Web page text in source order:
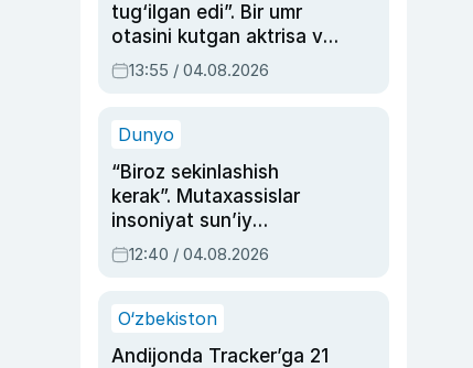
tug‘ilgan edi”. Bir umr
otasini kutgan aktrisa va
dublyaj ustasi Rimma
Ahmedovaning
13:55 / 04.08.2026
Dunyo
“Biroz sekinlashish
kerak”. Mutaxassislar
insoniyat sun’iy
intellektni boshqara
olmay qolishidan xavotir
12:40 / 04.08.2026
O‘zbekiston
Andijonda Tracker’ga 21